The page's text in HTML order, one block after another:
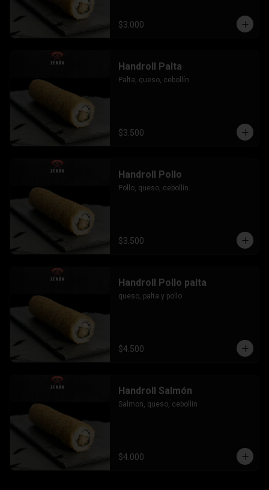
$3.000
Handroll Palta
Palta, queso, cebollín.
$3.500
Handroll Pollo
Pollo, queso, cebollín.
$3.500
Handroll Pollo palta
queso, palta y pollo
$4.500
Handroll Salmón
Salmon, queso, cebollin
$4.000